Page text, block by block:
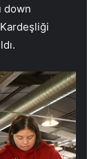
down